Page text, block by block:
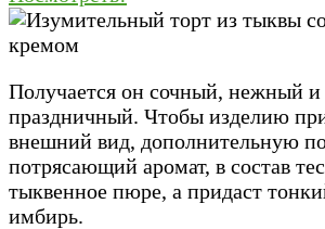
Получается он сочный, нежный
праздничный. Чтобы изделию
внешний вид, дополнительную
потрясающий аромат, в состав
тыквенное пюре, а придаст
имбирь.